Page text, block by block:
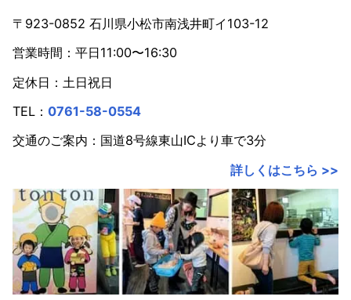
2022年
2021年
2020年
2019年
2018年
2016年
2015年
2014年
〒923-0852 石川県小松市南浅井町イ103-12
営業時間：平日11:00〜16:30
定休日：土日祝日
TEL： 0761-58-0554
交通のご案内：国道8号線東山ICより車で3分
詳しくはこちら >>